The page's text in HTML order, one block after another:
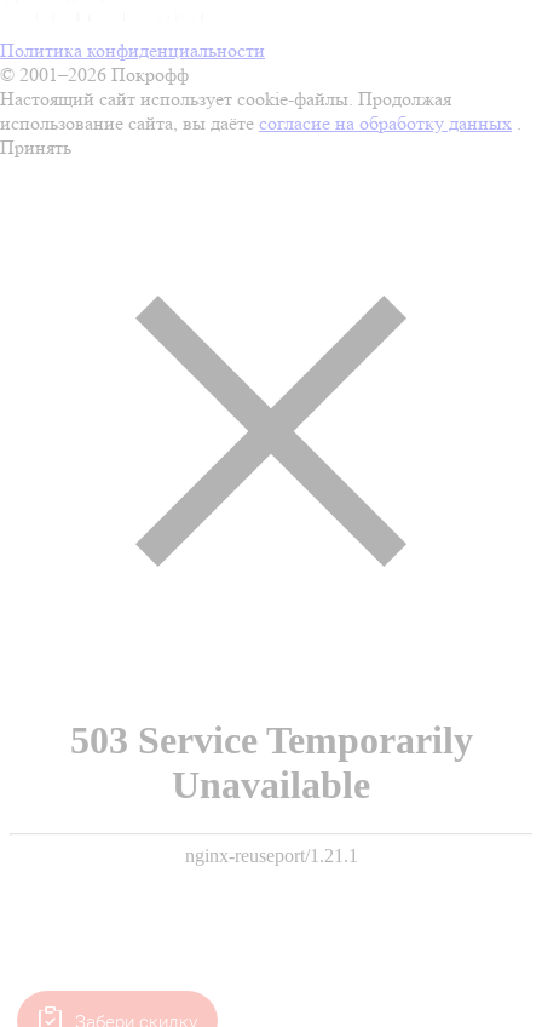
Политика конфиденциальности
© 2001–2026 Покрофф
Настоящий сайт использует cookie-файлы. Продолжая
использование сайта, вы даёте согласие на обработку данных .
Принять
Забери скидку